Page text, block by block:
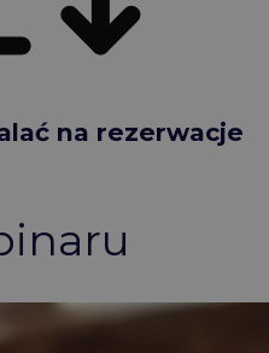
na rezerwacje